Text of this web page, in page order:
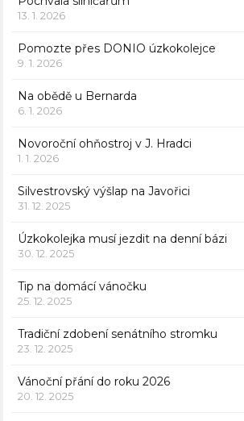
13. 1. 2026
Pomozte přes DONIO úzkokolejce
9. 1. 2026
Na obědě u Bernarda
6. 1. 2026
Novoroční ohňostroj v J. Hradci
1. 1. 2026
Silvestrovský výšlap na Javořici
31. 12. 2025
Úzkokolejka musí jezdit na denní bázi
30. 12. 2025
Tip na domácí vánočku
25. 12. 2025
Tradiční zdobení senátního stromku
23. 12. 2025
Vánoční přání do roku 2026
20. 12. 2025